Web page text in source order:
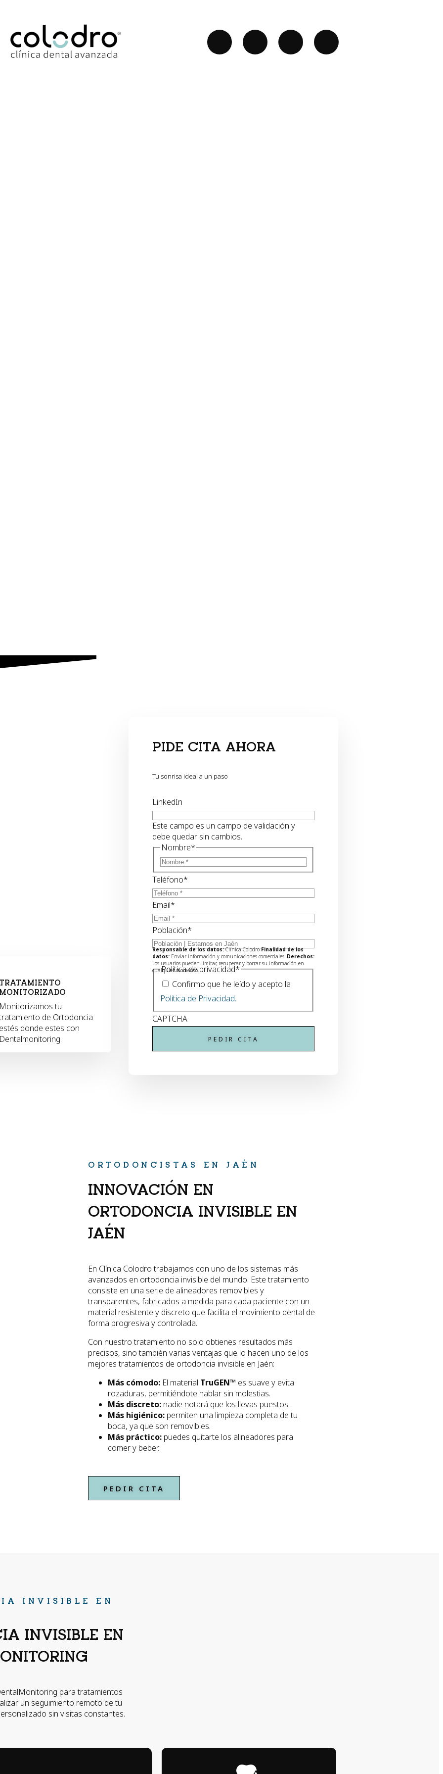
TRATAMIENTO
MONITORIZADO
Monitorizamos tu
de Ortodoncia
estés donde estes con
Dentalmonitoring.
PIDE CITA AHORA
Tu sonrisa ideal a un paso
LinkedIn
Este campo es un campo de validación y
debe quedar sin cambios.
Nombre*
Teléfono*
Email*
Población*
Responsable de los datos:Clínica ColodroFinalidad de los
datos: Enviar información y comunicaciones comerciales. Derechos:
Los usuarios pueden limitar, recuperar y borrar su información en
cualquier momento.
Política de privacidad*
Confirmo que he leído y acepto la
Política de Privacidad.
CAPTCHA
ORTODONCISTAS EN JAÉN
INNOVACIÓN EN
ORTODONCIA INVISIBLE EN
JAÉN
En Clínica Colodro trabajamos con uno de los sistemas más
avanzados en ortodoncia invisible del mundo. Este tratamiento
consiste en una serie de alineadores removibles y
transparentes, fabricados a medida para cada paciente con un
material resistente y discreto que facilita el movimiento dental de
forma progresiva y controlada.
Con nuestro tratamiento no solo obtienes resultados más
precisos, sino también varias ventajas que lo hacen uno de los
mejores tratamientos de ortodoncia invisible en Jaén:
Más cómodo: El material TruGEN™ es suave y evita
rozaduras, permitiéndote hablar sin molestias.
Más discreto: nadie notará que los llevas puestos.
Más higiénico: permiten una limpieza completa de tu
boca, ya que son removibles.
Más práctico: puedes quitarte los alineadores para
comer y beber.
PEDIR CITA
INVISIBLE EN
INVISIBLE EN
para tratamientos
un seguimiento remoto de tu
sin visitas constantes.